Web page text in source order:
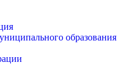
образования